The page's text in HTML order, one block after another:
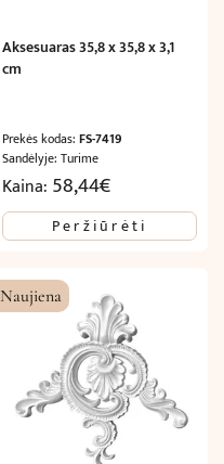
Aksesuaras 35,8 x 35,8 x 3,1
cm
Prekės kodas:FS-7419
Sandėlyje: Turime
Kaina: 58,44€
Peržiūrėti
Naujiena